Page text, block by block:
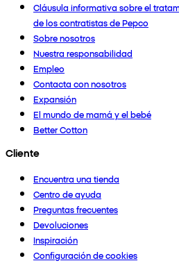
Cláusula informativa sobre el
de los contratistas de Pepco
Sobre nosotros
Nuestra responsabilidad
Empleo
Contacta con nosotros
Expansión
El mundo de mamá y el bebé
Better Cotton
Cliente
Encuentra una tienda
Centro de ayuda
Preguntas frecuentes
Devoluciones
Inspiración
Configuración de cookies